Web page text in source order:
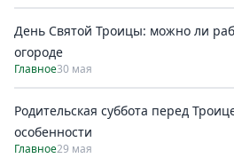
День Святой Троицы: можно ли
огороде
Главное30 мая
Родительская суббота перед
особенности
Главное29 мая